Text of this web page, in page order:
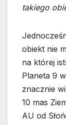
takiego
obiekt nie
na której
Planeta 9
znacznie
10 mas
AU od